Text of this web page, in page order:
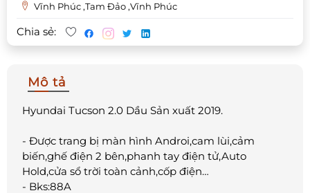
Vĩnh Phúc ,Tam Đảo ,Vĩnh Phúc
Chia sẻ:
Mô tả
Hyundai Tucson 2.0 Dầu Sản xuất 2019.
- Được trang bị màn hình Androi,cam lùi,cảm
biến,ghế điện 2 bên,phanh tay điện tử,Auto
Hold,cửa sổ trời toàn cảnh,cốp điện…
- Bks:88A